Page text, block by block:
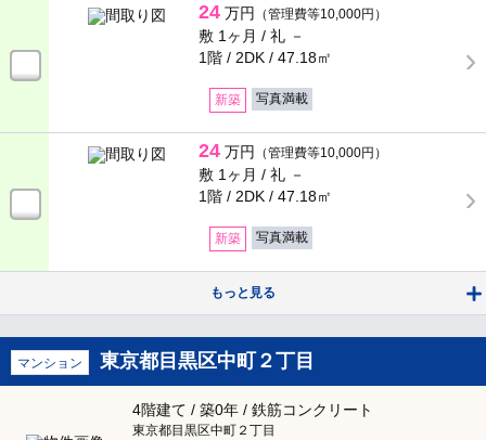
24 万円 （管理費等10,000円）
敷 1ヶ月 / 礼 －
1階 / 2DK / 47.18㎡
新築 写真満載
24 万円 （管理費等10,000円）
敷 1ヶ月 / 礼 －
1階 / 2DK / 47.18㎡
新築 写真満載
もっと見る
マンション 東京都目黒区中町２丁目
4階建て / 築0年 / 鉄筋コンクリート
東京都目黒区中町２丁目